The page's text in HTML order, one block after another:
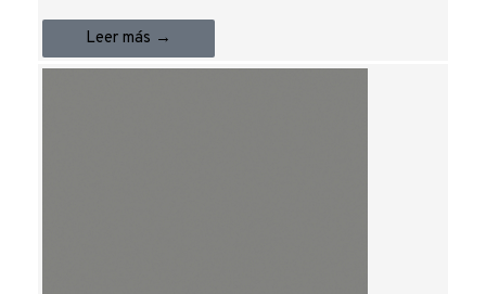
Leer más →